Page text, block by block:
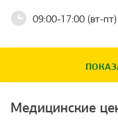
09:00-17:00 (вт-пт)
Медицинские